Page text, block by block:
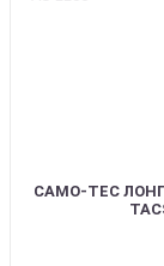
CAMO-TEC